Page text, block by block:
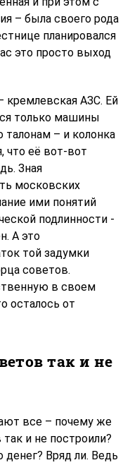
– была своего рода
планировался
это просто выход
кремлевская АЗС. Ей
только машины
талонам – и колонка
что её вот-вот
Зная
московских
ими понятий
подлинности -
А это
той задумки
советов.
в своем
осталось от
так и не
все – почему же
и не построили?
денег? Вряд ли. Ведь